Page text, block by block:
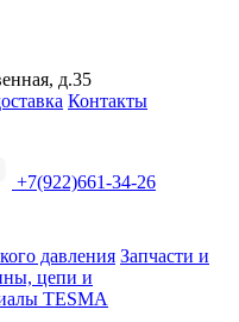
д.35
Контакты
+7(922)661-34-26
давления Запчасти и
цепи и
TESMA